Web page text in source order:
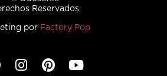
Reservados
por Factory Pop